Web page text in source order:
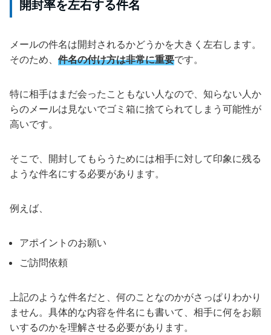
開封率を左右する件名
メールの件名は開封されるかどうかを大きく左右します。
そのため、 件名の付け方は非常に重要です。
特に相手はまだ会ったこともない人なので、知らない人か
らのメールは見ないでゴミ箱に捨てられてしまう可能性が
高いです。
そこで、開封してもらうためには相手に対して印象に残る
ような件名にする必要があります。
例えば、
アポイントのお願い
ご訪問依頼
上記のような件名だと、何のことなのかがさっぱりわかり
ません。具体的な内容を件名にも書いて、相手に何をお願
いするのかを理解させる必要があります。